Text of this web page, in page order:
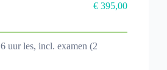
€ 395,00
6 uur les, incl. examen (2